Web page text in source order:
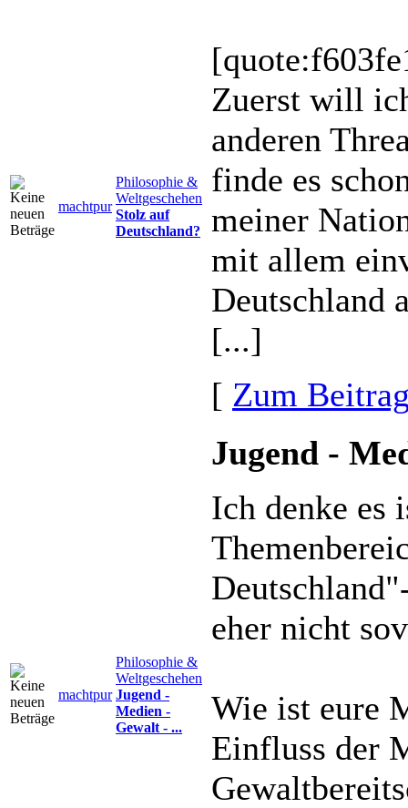
machtpur
Philosophie &
Weltgeschehen
Stolz auf
Deutschland?
Zuerst will
anderen
finde es
meiner
mit allem
Deutschland
[...]
[ Zum
machtpur
Philosophie &
Weltgeschehen
Jugend -
Medien -
Gewalt - ...
Jugend -
Ich denke es
eher nicht
Wie ist eure
Einfluss der